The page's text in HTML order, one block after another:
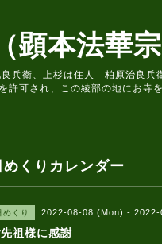
本法華宗
衛、上杉は住人 柏原治良兵
許可され、この綾部の地にお
めくりカレンダー
めくり 2022-08-08 (Mon) - 2022-
祖様に感謝